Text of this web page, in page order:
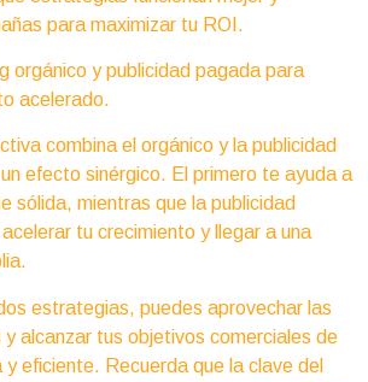
para maximizar tu ROI.
orgánico y publicidad pagada para
acelerado.
combina el orgánico y la publicidad
efecto sinérgico. El primero te ayuda a
sólida, mientras que la publicidad
tu crecimiento y llegar a una
estrategias, puedes aprovechar las
alcanzar tus objetivos comerciales de
eficiente. Recuerda que la clave del